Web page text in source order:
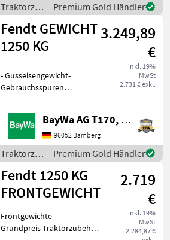
Traktorzubehör
/ Fendt
Premium Gold Händler
Fendt GEWICHT
1250 KG
3.249,89
€
inkl. 19%
MwSt
2.731 € exkl.
- Gusseisengewicht-
Gebrauchsspuren
Frontgewichte
BayWa AG T170, Bamberg
96052 Bamberg
Traktorzubehör
/ Fendt
Premium Gold Händler
Fendt 1250 KG
FRONTGEWICHT
2.719
€
inkl. 19%
MwSt
2.284,87 €
Frontgewichte ________
Grundpreis Traktorzubehör